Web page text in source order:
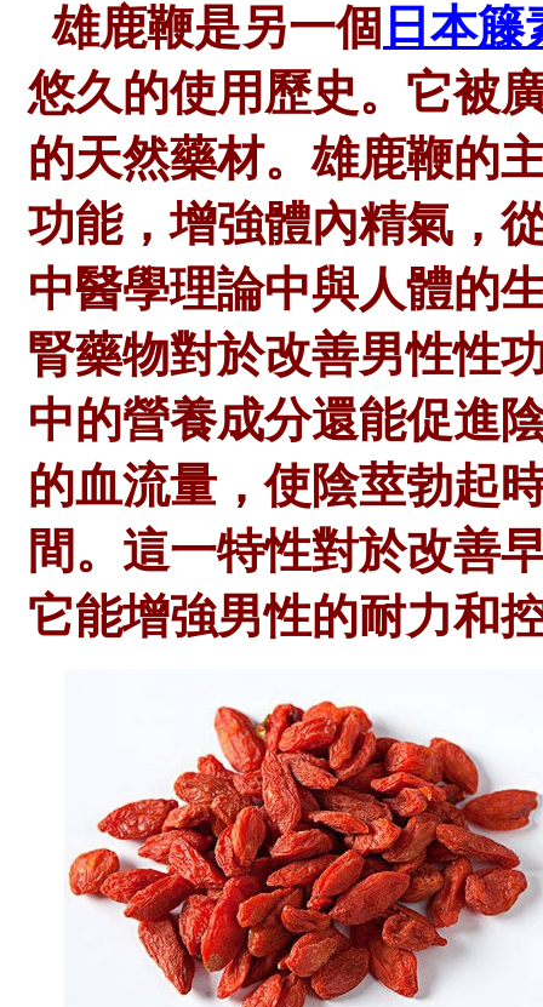
雄鹿鞭是另一個 日本籐
悠久的使用歷史。它被
的天然藥材。雄鹿鞭的
功能，增強體內精氣，
中醫學理論中與人體的
腎藥物對於改善男性性
中的營養成分還能促進
的血流量，使陰莖勃起
間。這一特性對於改善
它能增強男性的耐力和